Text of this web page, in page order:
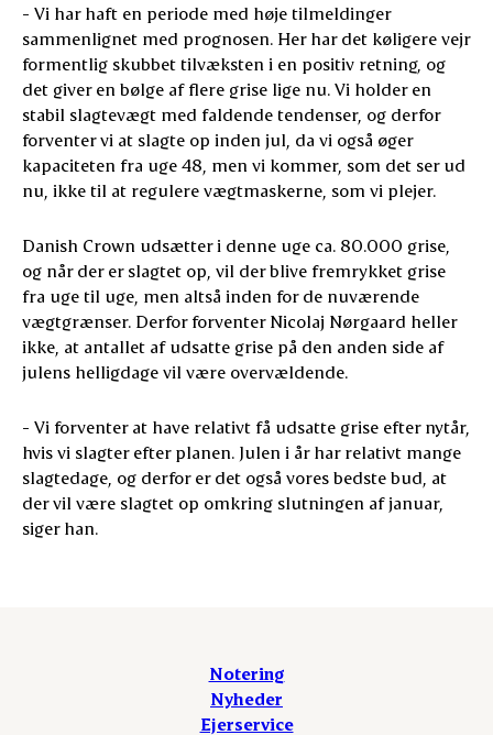
- Vi har haft en periode med høje tilmeldinger
sammenlignet med prognosen. Her har det køligere vejr
formentlig skubbet tilvæksten i en positiv retning, og
det giver en bølge af flere grise lige nu. Vi holder en
stabil slagtevægt med faldende tendenser, og derfor
forventer vi at slagte op inden jul, da vi også øger
kapaciteten fra uge 48, men vi kommer, som det ser ud
nu, ikke til at regulere vægtmaskerne, som vi plejer.
Danish Crown udsætter i denne uge ca. 80.000 grise,
og når der er slagtet op, vil der blive fremrykket grise
fra uge til uge, men altså inden for de nuværende
vægtgrænser. Derfor forventer Nicolaj Nørgaard heller
ikke, at antallet af udsatte grise på den anden side af
julens helligdage vil være overvældende.
- Vi forventer at have relativt få udsatte grise efter nytår,
hvis vi slagter efter planen. Julen i år har relativt mange
slagtedage, og derfor er det også vores bedste bud, at
der vil være slagtet op omkring slutningen af januar,
siger han.
Notering
Nyheder
Ejerservice